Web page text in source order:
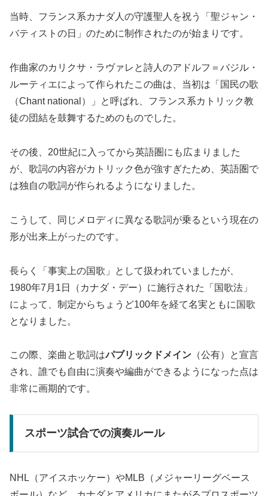
当時、フランス系カナダ人の守護聖人を祝う「聖ジャン・
バティストの日」のために制作されたのが始まりです。
作曲家のカリクサ・ラヴァレと詩人のアドルフ＝バジル・
ルーティエによって作られたこの曲は、当初は「国民の歌
（Chant national）」と呼ばれ、フランス系カトリック教
徒の団結を鼓舞するためのものでした。
その後、20世紀に入ってから英語圏にも広まりました
が、歌詞の内容がカトリック色が強すぎたため、英語圏で
は独自の歌詞が作られるようになりました。
こうして、同じメロディに異なる歌詞が乗るという現在の
形が出来上がったのです。
長らく「事実上の国歌」として扱われていましたが、
1980年7月1日（カナダ・デー）に施行された「国歌法」
によって、制定からちょうど100年を経て名実ともに国歌
となりました。
この際、楽曲と歌詞はパブリックドメイン （公有）と宣言
され、誰でも自由に演奏や編曲ができるようになった点は
非常に画期的です。
スポーツ試合での演奏ルール
NHL（アイスホッケー）やMLB（メジャーリーグベース